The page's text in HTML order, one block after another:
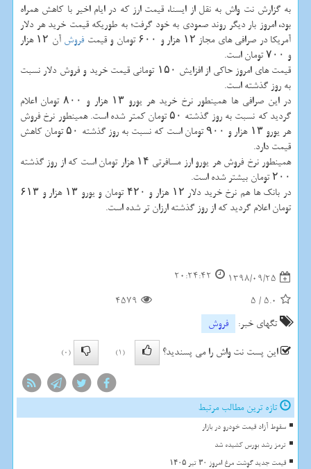
به گزارش نت واش به نقل از ایسنا، قیمت ارز كه در ایام اخیر با كاهش همراه
بود، امروز بار دیگر روند صعودی به خود گرفت؛ به طوریكه قیمت خرید هر دلار
آمریكا در صرافی های مجاز ۱۲ هزار و ۶۰۰ تومان و قیمت
فروش
آن ۱۲ هزار
و ۷۰۰ تومان است.
قیمت های امروز حاكی از افزایش ۱۵۰ تومانی قیمت خرید و فروش دلار نسبت
به روز گذشته است.
در این صرافی ها همینطور نرخ خرید هر یورو ۱۳ هزار و ۸۰۰ تومان اعلام
گردید كه نسبت به روز گذشته ۵۰ تومان كمتر شده است. همینطور نرخ فروش
هر یورو ۱۳ هزار و ۹۰۰ تومان است كه نسبت به روز گذشته ۵۰ تومان كاهش
قیمت دارد.
همینطور نرخ فروش هر یورو ارز مسافرتی ۱۴ هزار تومان است كه از روز گذشته
۲۰۰ تومان بیشتر شده است.
در بانك ها هم نرخ خرید دلار ۱۲ هزار و ۴۲۰ تومان و یورو ۱۳ هزار و ۶۱۳
تومان اعلام گردید كه از روز گذشته ارزان تر شده است.
1398/09/25
20:24:42
5.0
/
5
4579
تگهای خبر:
فروش
این پست نت واش را می پسندید؟
(1)
(0)
تازه ترین مطالب مرتبط
سقوط آزاد قیمت خودرو در بازار
ترمز رشد بورس کشیده شد
قیمت جدید گوشت مرغ امروز ۳۰ تیر ۱۴۰۵